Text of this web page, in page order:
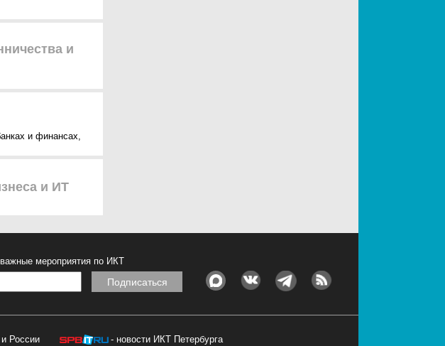
и
и финансах,
и ИТ
мероприятия по ИКТ
России - новости ИКТ Петербурга